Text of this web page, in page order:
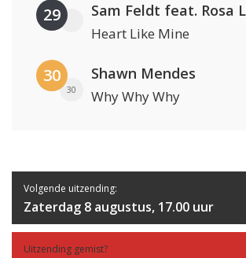
29 Sam Feldt feat. Rosa
Heart Like Mine
30
30
Shawn Mendes
Why Why Why
Volgende uitzending:
Zaterdag 8 augustus, 17.00 uur
Uitzending gemist?